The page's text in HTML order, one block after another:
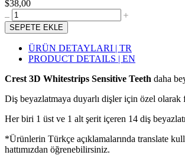
$38,00
SEPETE EKLE
ÜRÜN DETAYLARI | TR
PRODUCT DETAILS | EN
Crest 3D Whitestrips Sensitive Teeth daha
Diş beyazlatmaya duyarlı dişler için özel
Her biri 1 üst ve 1 alt şerit içeren 14 diş
*Ürünlerin Türkçe açıklamalarında translate
hattımızdan öğrenebilirsiniz.